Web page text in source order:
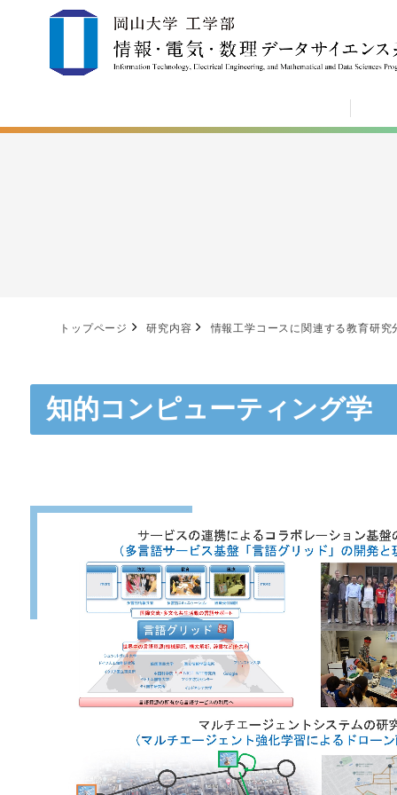
トップページ 研究内容 情報工学コースに関連する教育研究
知的コンピューティング学